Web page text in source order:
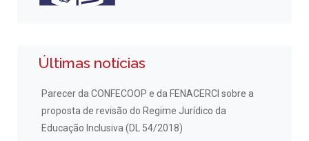
Últimas notícias
Parecer da CONFECOOP e da FENACERCI sobre a
proposta de revisão do Regime Jurídico da
Educação Inclusiva (DL 54/2018)